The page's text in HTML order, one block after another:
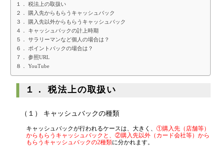
ベンチャー企業応援パック
記帳代行/その他
個人事業主のお客様
事務所案内
神戸オフィス
大阪オフィス
１． 税法上の取扱い
２． 購入先からもらうキャッシュバック
３． 購入先以外からもらうキャッシュバック
４． キャッシュバックの計上時期
５． サラリーマンなど個人の場合は？
６． ポイントバックの場合は？
７． 参照URL
８． YouTube
１． 税法上の取扱い
（１） キャッシュバックの種類
キャッシュバックが行われるケースは、大きく、 ①購入先（店舗等）
からもらうキャッシュバックと、②購入先以外（カード会社等）から
もらうキャッシュバックの2種類に分かれます。